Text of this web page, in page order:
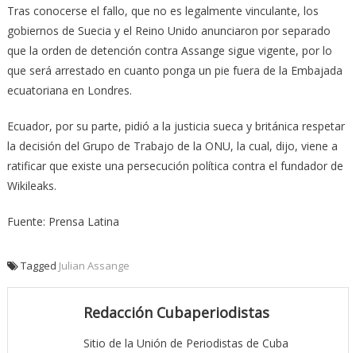
Tras conocerse el fallo, que no es legalmente vinculante, los
gobiernos de Suecia y el Reino Unido anunciaron por separado
que la orden de detención contra Assange sigue vigente, por lo
que será arrestado en cuanto ponga un pie fuera de la Embajada
ecuatoriana en Londres.
Ecuador, por su parte, pidió a la justicia sueca y británica respetar
la decisión del Grupo de Trabajo de la ONU, la cual, dijo, viene a
ratificar que existe una persecución política contra el fundador de
Wikileaks.
Fuente: Prensa Latina
Tagged Julian Assange
Redacción Cubaperiodistas
Sitio de la Unión de Periodistas de Cuba